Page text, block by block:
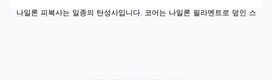
나일론 피복사는 일종의 탄성사입니다. 코어는 나일론 필라멘트로 덮인 스